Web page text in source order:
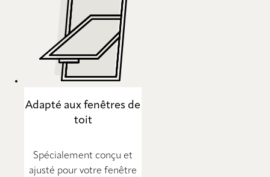
Adapté aux fenêtres de
toit
Spécialement conçu et
ajusté pour votre fenêtre